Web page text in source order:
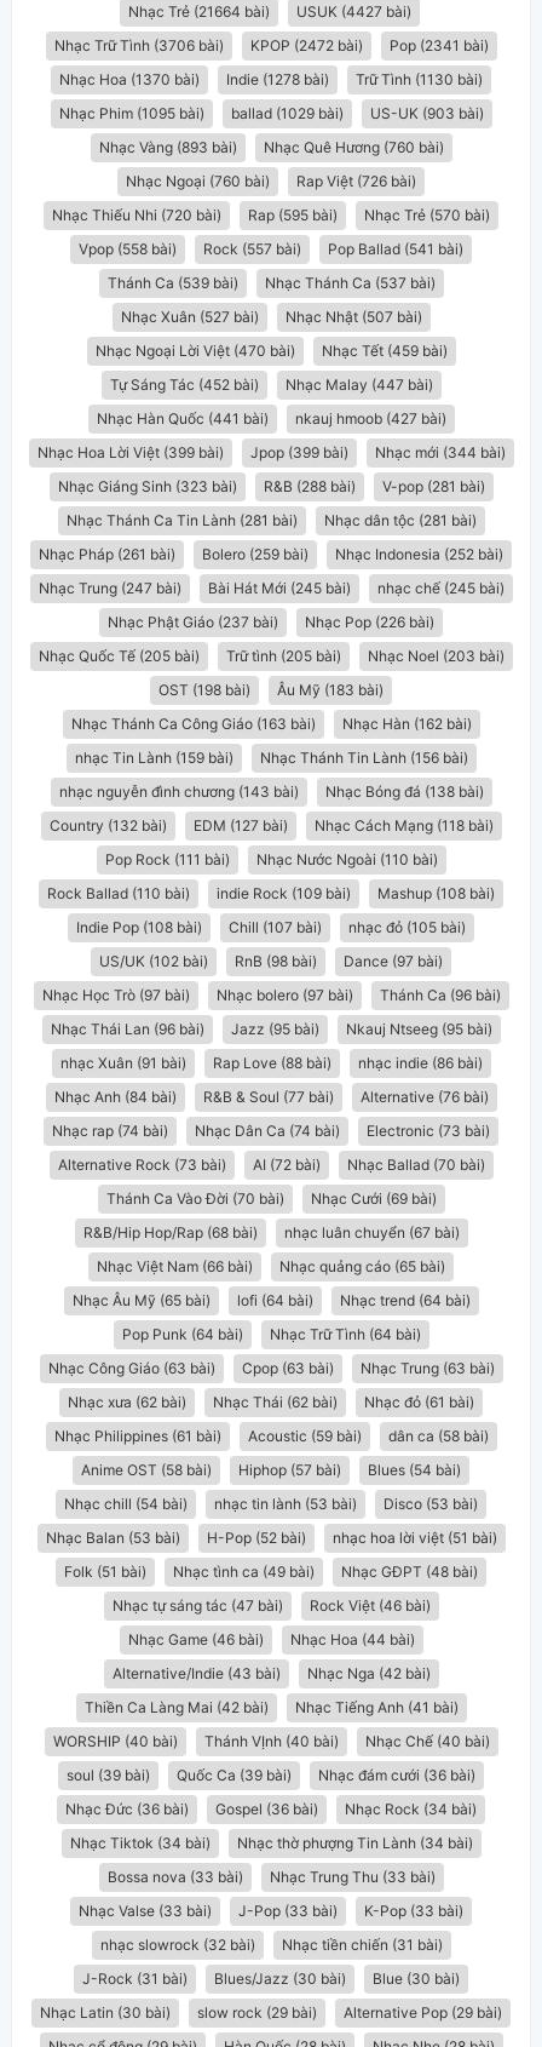
Nhạc Trẻ (21664 bài)
USUK (4427 bài)
Nhạc Trữ Tình (3706 bài)
KPOP (2472 bài)
Pop (2341 bài)
Nhạc Hoa (1370 bài)
Indie (1278 bài)
Trữ Tình (1130 bài)
Nhạc Phim (1095 bài)
ballad (1029 bài)
US-UK (903 bài)
Nhạc Vàng (893 bài)
Nhạc Quê Hương (760 bài)
Nhạc Ngoại (760 bài)
Rap Việt (726 bài)
Nhạc Thiếu Nhi (720 bài)
Rap (595 bài)
Nhạc Trẻ (570 bài)
Vpop (558 bài)
Rock (557 bài)
Pop Ballad (541 bài)
Thánh Ca (539 bài)
Nhạc Thánh Ca (537 bài)
Nhạc Xuân (527 bài)
Nhạc Nhật (507 bài)
Nhạc Ngoại Lời Việt (470 bài)
Nhạc Tết (459 bài)
Tự Sáng Tác (452 bài)
Nhạc Malay (447 bài)
Nhạc Hàn Quốc (441 bài)
nkauj hmoob (427 bài)
Nhạc Hoa Lời Việt (399 bài)
Jpop (399 bài)
Nhạc mới (344 bài)
Nhạc Giáng Sinh (323 bài)
R&B (288 bài)
V-pop (281 bài)
Nhạc Thánh Ca Tin Lành (281 bài)
Nhạc dân tộc (281 bài)
Nhạc Pháp (261 bài)
Bolero (259 bài)
Nhạc Indonesia (252 bài)
Nhạc Trung (247 bài)
Bài Hát Mới (245 bài)
nhạc chế (245 bài)
Nhạc Phật Giáo (237 bài)
Nhạc Pop (226 bài)
Nhạc Quốc Tế (205 bài)
Trữ tình (205 bài)
Nhạc Noel (203 bài)
OST (198 bài)
Âu Mỹ (183 bài)
Nhạc Thánh Ca Công Giáo (163 bài)
Nhạc Hàn (162 bài)
nhạc Tin Lành (159 bài)
Nhạc Thánh Tin Lành (156 bài)
nhạc nguyễn đình chương (143 bài)
Nhạc Bóng đá (138 bài)
Country (132 bài)
EDM (127 bài)
Nhạc Cách Mạng (118 bài)
Pop Rock (111 bài)
Nhạc Nước Ngoài (110 bài)
Rock Ballad (110 bài)
indie Rock (109 bài)
Mashup (108 bài)
Indie Pop (108 bài)
Chill (107 bài)
nhạc đỏ (105 bài)
US/UK (102 bài)
RnB (98 bài)
Dance (97 bài)
Nhạc Học Trò (97 bài)
Nhạc bolero (97 bài)
Thánh Ca (96 bài)
Nhạc Thái Lan (96 bài)
Jazz (95 bài)
Nkauj Ntseeg (95 bài)
nhạc Xuân (91 bài)
Rap Love (88 bài)
nhạc indie (86 bài)
Nhạc Anh (84 bài)
R&B & Soul (77 bài)
Alternative (76 bài)
Nhạc rap (74 bài)
Nhạc Dân Ca (74 bài)
Electronic (73 bài)
Alternative Rock (73 bài)
AI (72 bài)
Nhạc Ballad (70 bài)
Thánh Ca Vào Đời (70 bài)
Nhạc Cưới (69 bài)
R&B/Hip Hop/Rap (68 bài)
nhạc luân chuyển (67 bài)
Nhạc Việt Nam (66 bài)
Nhạc quảng cáo (65 bài)
Nhạc Âu Mỹ (65 bài)
lofi (64 bài)
Nhạc trend (64 bài)
Pop Punk (64 bài)
Nhạc Trữ Tình (64 bài)
Nhạc Công Giáo (63 bài)
Cpop (63 bài)
Nhạc Trung (63 bài)
Nhạc xưa (62 bài)
Nhạc Thái (62 bài)
Nhạc đỏ (61 bài)
Nhạc Philippines (61 bài)
Acoustic (59 bài)
dân ca (58 bài)
Anime OST (58 bài)
Hiphop (57 bài)
Blues (54 bài)
Nhạc chill (54 bài)
nhạc tin lành (53 bài)
Disco (53 bài)
Nhạc Balan (53 bài)
H-Pop (52 bài)
nhạc hoa lời việt (51 bài)
Folk (51 bài)
Nhạc tình ca (49 bài)
Nhạc GĐPT (48 bài)
Nhạc tự sáng tác (47 bài)
Rock Việt (46 bài)
Nhạc Game (46 bài)
Nhạc Hoa (44 bài)
Alternative/Indie (43 bài)
Nhạc Nga (42 bài)
Thiền Ca Làng Mai (42 bài)
Nhạc Tiếng Anh (41 bài)
WORSHIP (40 bài)
Thánh VỊnh (40 bài)
Nhạc Chế (40 bài)
soul (39 bài)
Quốc Ca (39 bài)
Nhạc đám cưới (36 bài)
Nhạc Đức (36 bài)
Gospel (36 bài)
Nhạc Rock (34 bài)
Nhạc Tiktok (34 bài)
Nhạc thờ phượng Tin Lành (34 bài)
Bossa nova (33 bài)
Nhạc Trung Thu (33 bài)
Nhạc Valse (33 bài)
J-Pop (33 bài)
K-Pop (33 bài)
nhạc slowrock (32 bài)
Nhạc tiền chiến (31 bài)
J-Rock (31 bài)
Blues/Jazz (30 bài)
Blue (30 bài)
Nhạc Latin (30 bài)
slow rock (29 bài)
Alternative Pop (29 bài)